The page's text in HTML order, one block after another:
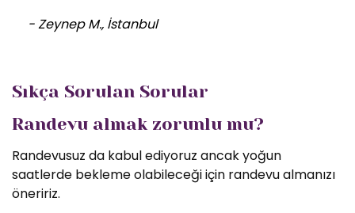
- Zeynep M., İstanbul
Sıkça Sorulan Sorular
Randevu almak zorunlu mu?
Randevusuz da kabul ediyoruz ancak yoğun
saatlerde bekleme olabileceği için randevu almanızı
öneririz.